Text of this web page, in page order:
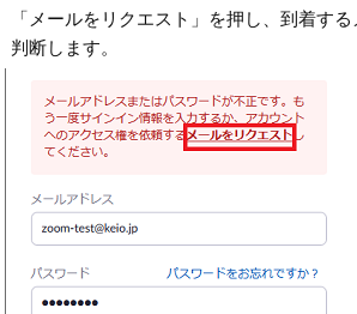
「メールをリクエスト」を押し、到着す
判断します。